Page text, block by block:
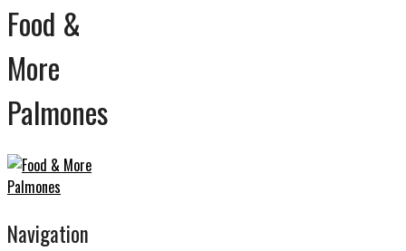
Food &
More
Palmones
Navigation